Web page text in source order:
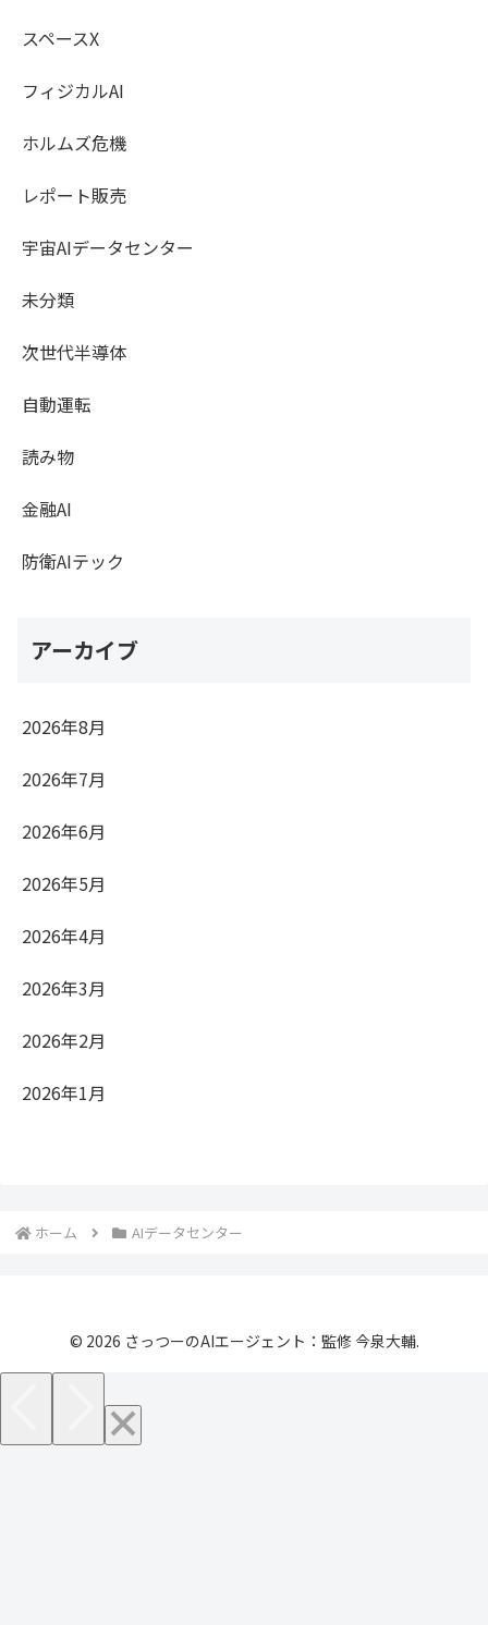
スペースX
フィジカルAI
ホルムズ危機
レポート販売
宇宙AIデータセンター
未分類
次世代半導体
自動運転
読み物
金融AI
防衛AIテック
アーカイブ
2026年8月
2026年7月
2026年6月
2026年5月
2026年4月
2026年3月
2026年2月
2026年1月
ホーム AIデータセンター
© 2026 さっつーのAIエージェント：監修 今泉大輔.